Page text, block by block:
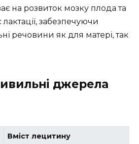
на розвиток мозку плода та
забезпечуючи
речовини як для матері, так
джерела
Вміст лецитину